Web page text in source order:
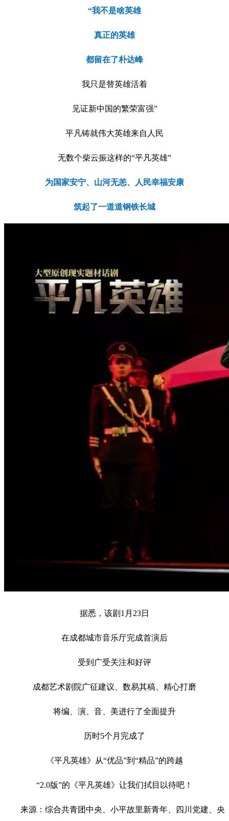
“我不是啥英雄
真正的英雄
都留在了朴达峰
我只是替英雄活着
见证新中国的繁荣富强”
平凡铸就伟大英雄来自人民
无数个柴云振这样的“平凡英雄”
为国家安宁、山河无恙、人民幸福安康
筑起了一道道钢铁长城
据悉，该剧1月23日
在成都城市音乐厅完成首演后
受到广受关注和好评
成都艺术剧院广征建议、数易其稿、精心打磨
将编、演、音、美进行了全面提升
历时5个月完成了
《平凡英雄》从“优品”到“精品”的跨越
“2.0版”的《平凡英雄》让我们拭目以待吧！
来源：综合共青团中央、小平故里新青年、四川党建、央